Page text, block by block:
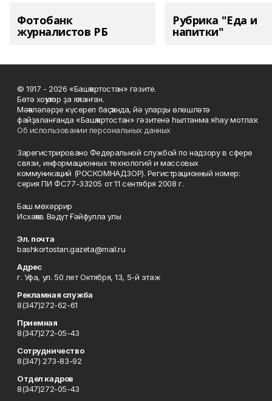
Фотобанк
журналистов РБ
Рубрика "Еда и
напитки"
© 1917 - 2026 «Башҡортостан» гәзите.
Бөтә хоҡуҡтар ҙа яҡланған.
Мәҡәләләрҙе күсереп баҫҡанда, йә уларҙы өлөшләтә
файҙаланғанда «Башҡортостан» гәзитенә һылтанма яһау мотлаҡ.
Об использовании персональных данных
Зарегистрировано Федеральной службой по надзору в сфере
связи, информационных технологий и массовых
коммуникаций (РОСКОМНАДЗОР). Регистрационный номер:
серия ПИ ФС77-33205 от 11 сентября 2008 г.
Баш мөхәррир
Исхаҡов Вәдүт Ғәйфулла улы
Эл. почта
bashkortostan.gazeta@mail.ru
Адрес
г. Уфа, ул. 50 лет Октября, 13, 5-й этаж
Рекламная служба
8(347)272-62-61
Приемная
8(347)272-05-43
Сотрудничество
8(347) 273-83-92
Отдел кадров
8(347)272-05-43